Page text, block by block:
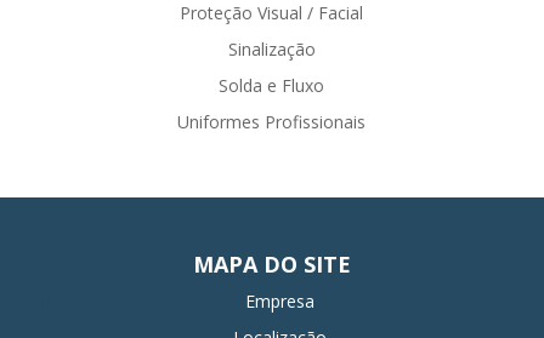
Proteção Visual / Facial
Sinalização
Solda e Fluxo
Uniformes Profissionais
MAPA DO SITE
Empresa